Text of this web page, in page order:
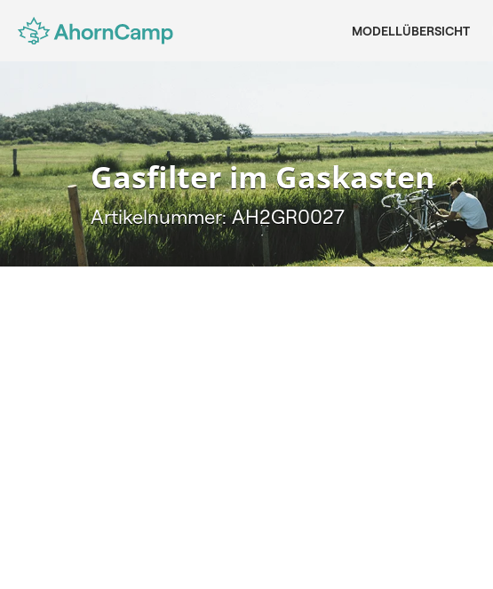
MODELLÜBERSICHT
Gasfilter im Gaskasten
Artikelnummer: AH2GR0027